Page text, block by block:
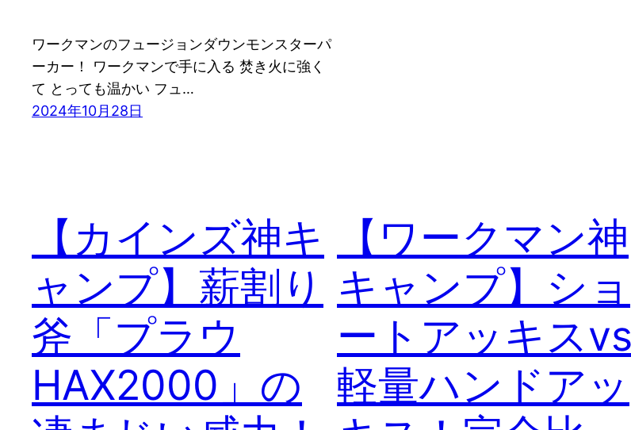
ワークマンのフュージョンダウンモンスターパ
ーカー！ ワークマンで手に入る 焚き火に強く
て とっても温かい フュ…
2024年10月28日
【カインズ神キ
ャンプ】薪割り
斧「プラウ
HAX2000」の
【ワークマン神
キャンプ】ショ
ートアッキスvs
軽量ハンドアッ